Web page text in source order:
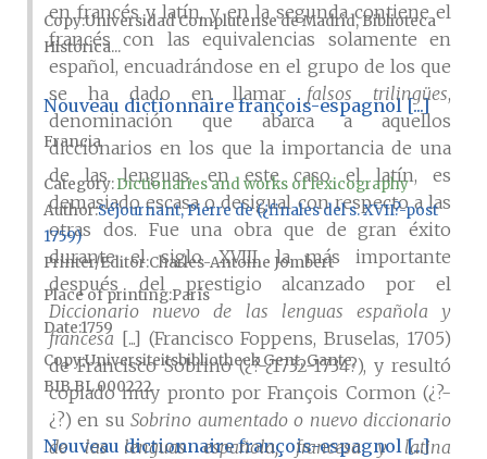
en francés y latín, y en la segunda contiene el
francés con las equivalencias solamente en
español, encuadrándose en el grupo de los que
se ha dado en llamar falsos trilingües,
denominación que abarca a aquellos
diccionarios en los que la importancia de una
de las lenguas, en este caso el latín, es
demasiado escasa o desigual con respecto a las
otras dos. Fue una obra que de gran éxito
durante el siglo XVIII, la más importante
después del prestigio alcanzado por el
Diccionario nuevo de las lenguas española y
francesa [...] (Francisco Foppens, Bruselas, 1705)
de Francisco Sobrino (¿?-¿1732-1734?), y resultó
copiado muy pronto por François Cormon (¿?-
¿?) en suSobrino aumentado o nuevo diccionario
de las lenguas española, francesa y latina
CopyUniversidad Complutense de Madrid, Biblioteca
Histórica...
Nouveau dictionnaire françois-espagnol [...]
Francia
Category:Dictionaries and works of lexicography
AuthorSéjournant, Pierre de (¿finales del s. XVII?-post
1759)
Printer/EditorCharles-Antoine Jombert
Place of printingParís
Date1759
CopyUniversiteitsbibliotheek Gent, Gante,
BIB.BL.000222
Nouveau dictionnaire françois-espagnol [...]